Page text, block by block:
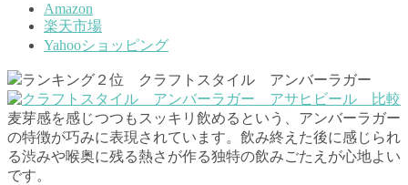
Amazon
楽天市場
Yahooショッピング
ランキング２位 クラフトスタイル アンバーラガー
麦芽感を感じつつもスッキリ飲めるという、アンバーラガー
の特徴が巧みに表現されています。飲み終えた後に感じられ
る渋みや喉奥に残る熱さが作る独特の飲みごたえが心地よい
です。